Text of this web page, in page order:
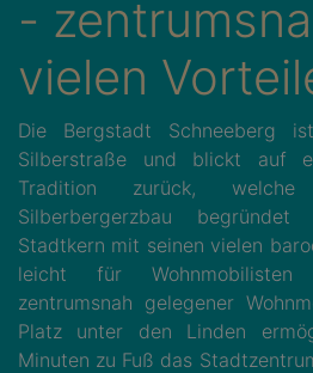
-
vielen
Die Bergstadt Schneeberg
Silberstraße und blickt auf
Tradition zurück,
Silberbergerzbau
Stadtkern mit seinen vielen
leicht für
zentrumsnah gelegener
Platz unter den Linden
Minuten zu Fuß das